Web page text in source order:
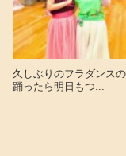
久しぶりのフラダンス
踊ったら明日もつ...